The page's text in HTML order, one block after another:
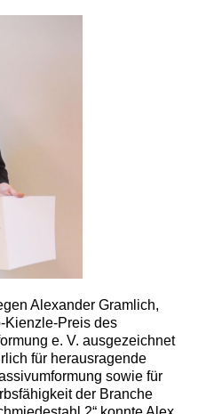
Alexander Gramlich,
Kienzle-Preis des
e. V. ausgezeichnet
für herausragende
sowie für
der Branche